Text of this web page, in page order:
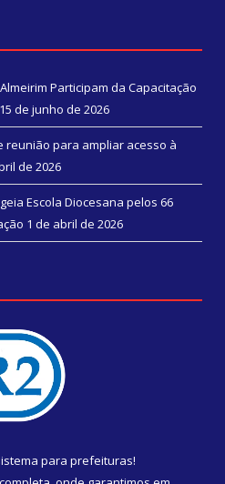
Participam da Capacitação
15 de junho de 2026
reunião para ampliar acesso à
de 2026
Escola Diocesana pelos 66
1 de abril de 2026
para prefeituras!